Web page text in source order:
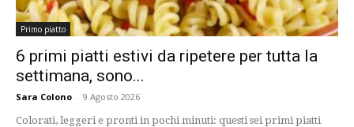
Primo piatto
6 primi piatti estivi da ripetere per tutta la
settimana, sono...
Sara Colono - 9 Agosto 2026
Colorati, leggeri e pronti in pochi minuti: questi sei primi piatti